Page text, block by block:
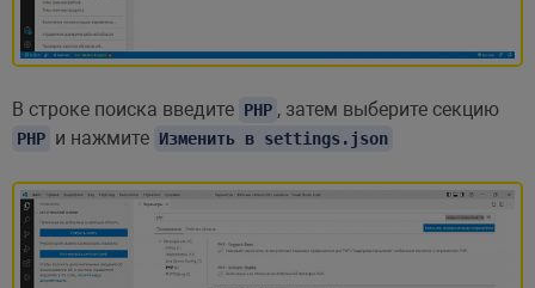
В строке поиска введите PHP , затем выберите секцию
PHP и нажмите Изменить в settings.json